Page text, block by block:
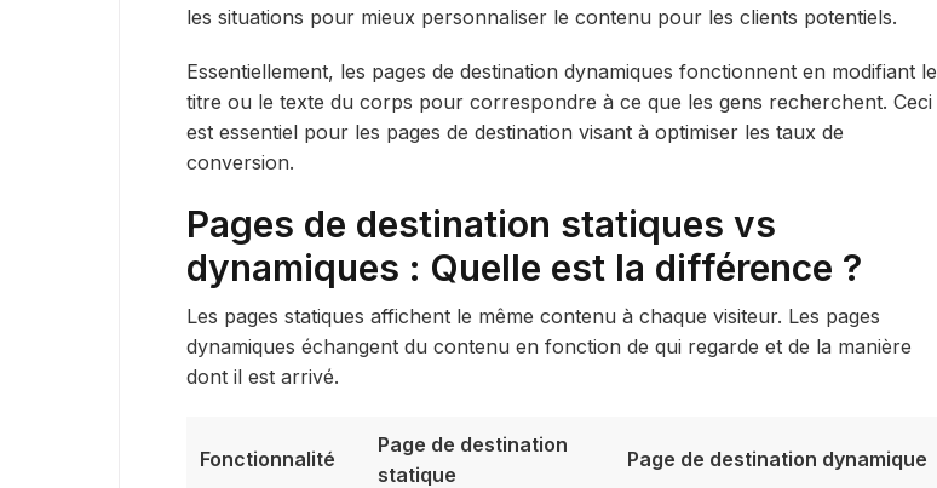
les situations pour mieux personnaliser le contenu pour les clients potentiels.
Essentiellement, les pages de destination dynamiques fonctionnent en modifiant le
titre ou le texte du corps pour correspondre à ce que les gens recherchent. Ceci
est essentiel pour les pages de destination visant à optimiser les taux de
conversion.
Pages de destination statiques vs
dynamiques : Quelle est la différence ?
Les pages statiques affichent le même contenu à chaque visiteur. Les pages
dynamiques échangent du contenu en fonction de qui regarde et de la manière
dont il est arrivé.
Fonctionnalité
Page de destination
statique
Page de destination dynamique